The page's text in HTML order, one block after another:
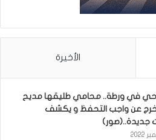
الأخيرة
في ورطة.. محامي طليقها مديح
عن واجب التحفظ و يكشف
جديدة..(صور)